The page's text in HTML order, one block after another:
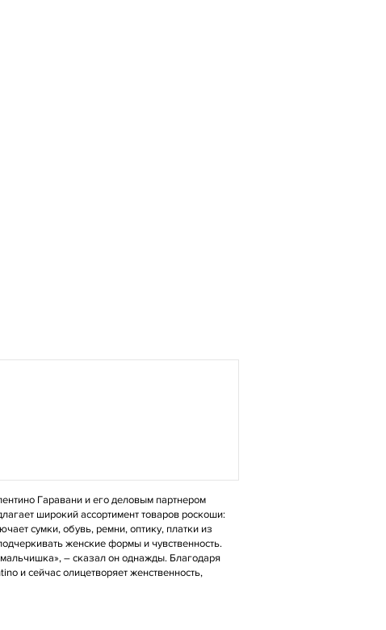
Гаравани и его деловым партнером
широкий ассортимент товаров роскоши:
сумки, обувь, ремни, оптику, платки из
женские формы и чувственность.
– сказал он однажды. Благодаря
и сейчас олицетворяет женственность,